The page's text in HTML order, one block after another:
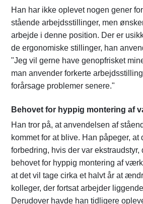
Han har ikke oplevet nogen gener
stående arbejdsstillinger, men
arbejde i denne position. Der er
de ergonomiske stillinger, han
"Jeg vil gerne have genopfrisket
man anvender forkerte
forårsage problemer senere."
Behovet for hyppig montering af
Han tror på, at anvendelsen af
kommet for at blive. Han påpeger,
forbedring, hvis der var ekstraudstyr,
behovet for hyppig montering af
at det vil tage cirka et halvt år at
kolleger, der fortsat arbejder
Derudover havde han tidligere